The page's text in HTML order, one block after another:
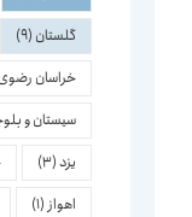
گلستان (9)
خراسان رضوی
سیستان و
یزد(3)
اهواز (1)